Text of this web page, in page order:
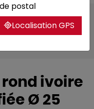
table
ivoire
Ø 25
postal
Localisation GPS